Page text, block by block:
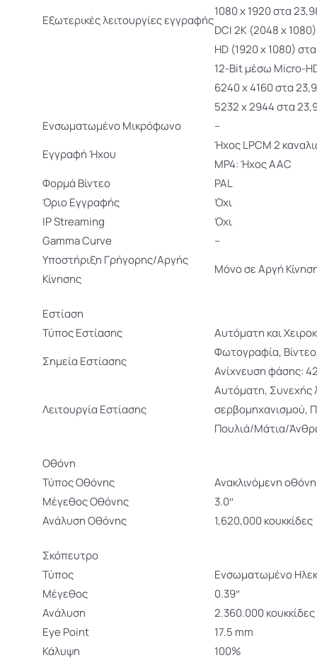
Εξωτερικές λειτουργίες εγγραφής
1080 x 1920 στα
DCI 2K (2048 x
HD (1920 x 1080)
12-Bit μέσω Micro-
6240 x 4160 στα
5232 x 2944 στα
Ενσωματωμένο Μικρόφωνο
–
Εγγραφή Ήχου
Ήχος LPCM 2
MP4: Ήχος AAC
Φορμά Βίντεο
PAL
Όριο Εγγραφής
Όχι
IP Streaming
Όχι
Gamma Curve
–
Υποστήριξη Γρήγορης/Αργής
Κίνησης
Μόνο σε Αργή
Εστίαση
Τύπος Εστίασης
Αυτόματη και
Σημεία Εστίασης
Φωτογραφία, Βίντεο
Ανίχνευση φάσης:
Λειτουργία Εστίασης
Αυτόματη, Συνεχής
σερβομηχανισμού,
Πουλιά/Μάτια/
Οθόνη
Τύπος Οθόνης
Ανακλινόμενη
Μέγεθος Οθόνης
3.0″
Ανάλυση Οθόνης
1,620,000 κουκκίδες
Σκόπευτρο
Τύπος
Ενσωματωμένο
Μέγεθος
0.39″
Ανάλυση
2.360.000 κουκκίδες
Eye Point
17.5 mm
Κάλυψη
100%